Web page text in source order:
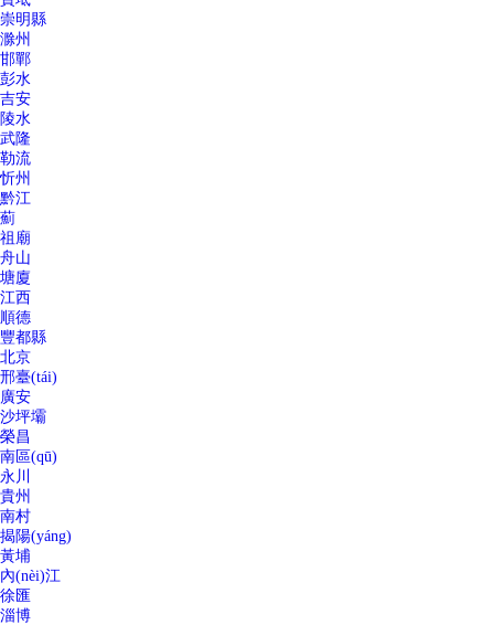
崇明縣
滁州
邯鄲
彭水
吉安
陵水
武隆
勒流
忻州
黔江
薊
祖廟
舟山
塘廈
江西
順德
豐都縣
北京
邢臺(tái)
廣安
沙坪壩
榮昌
南區(qū)
永川
貴州
南村
揭陽(yáng)
黃埔
內(nèi)江
徐匯
淄博